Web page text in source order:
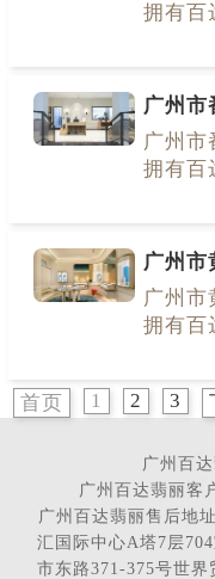
拥有百
广州市
广州市
拥有百
广州市
广州市
拥有百
首页 1 2 3
广州百
广州百达翡丽客
广州百达翡丽售后地
汇国际中心A塔7层
市东路371-375号世界